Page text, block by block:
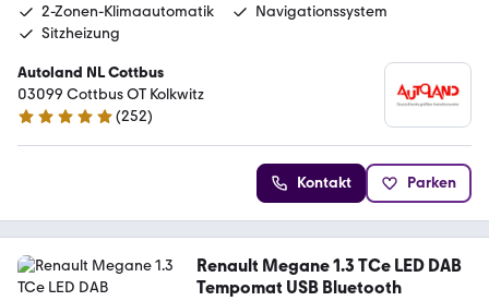
2-Zonen-Klimaautomatik
Navigationssystem
Sitzheizung
Autoland NL Cottbus
03099 Cottbus OT Kolkwitz
4.8 Sterne
(252)
Kontakt Parken
Renault Megane 1.3 TCe LED DAB
Tempomat USB Bluetooth